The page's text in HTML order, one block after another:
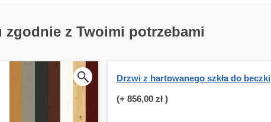
z Twoimi potrzebami
Drzwi z hartowanego szkła do beczki
(+ 856,00 zł )